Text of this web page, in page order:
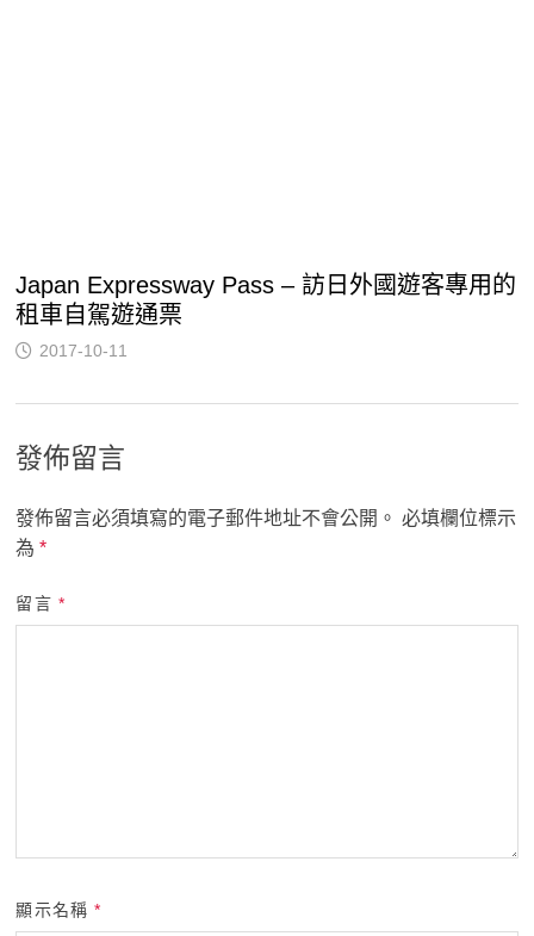
Japan Expressway Pass – 訪日外國遊客專用的
租車自駕遊通票
2017-10-11
發佈留言
發佈留言必須填寫的電子郵件地址不會公開。 必填欄位標示
為*
留言 *
顯示名稱 *